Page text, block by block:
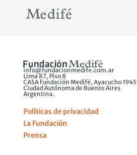
info@fundacionmedife.com.ar
Lima 87, Piso 8
CASA Fundación Medifé, Ayacucho 1945
Ciudad Autónoma de Buenos Aires
Argentina.
Políticas de privacidad
La Fundación
Prensa